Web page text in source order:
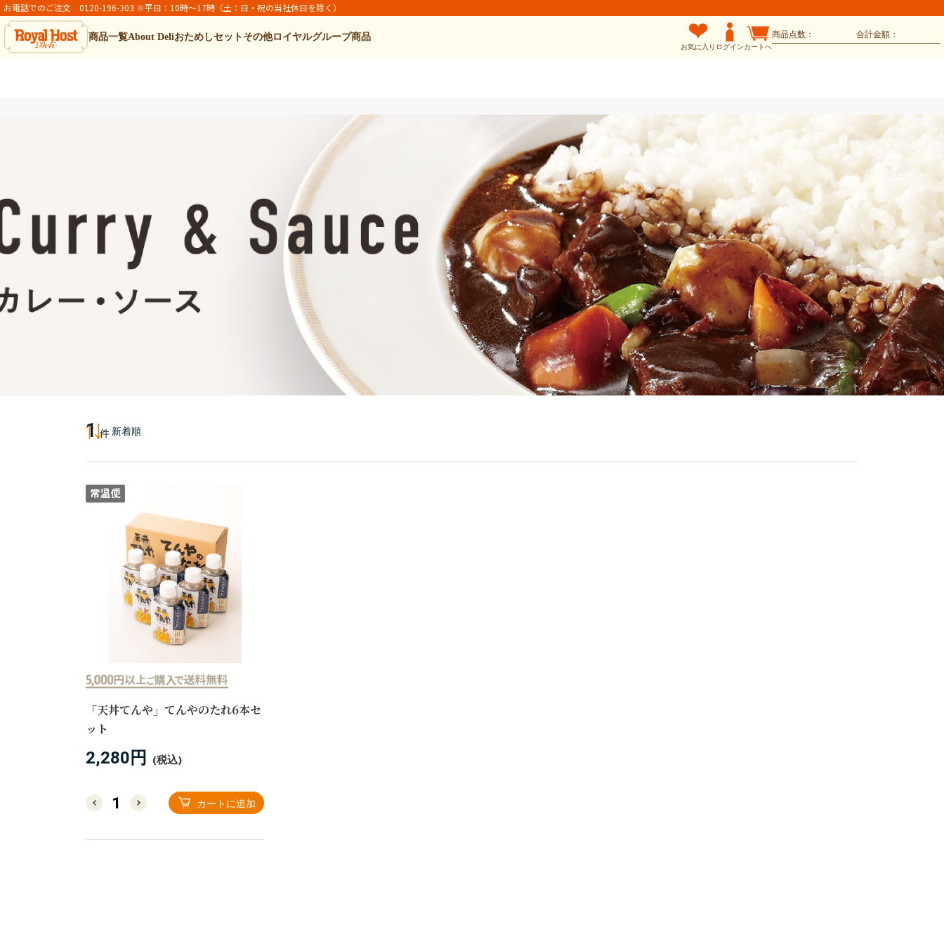
お電話でのご注文 0120-196-303 ※平日：10時～17時（土：日・祝の当社休日を除く）
商品一覧About Deliおためしセット その他ロイヤルグループ商品
お気に入り ログインカートへ
商品点数： 合計金額：
新着順
1 件
「天丼てんや」てんやのたれ6本セ
ット
2,280円 (税込)
カートに追加